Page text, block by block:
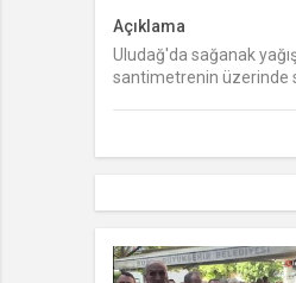
Açıklama
Uludağ'da sağanak
santimetrenin üzerinde